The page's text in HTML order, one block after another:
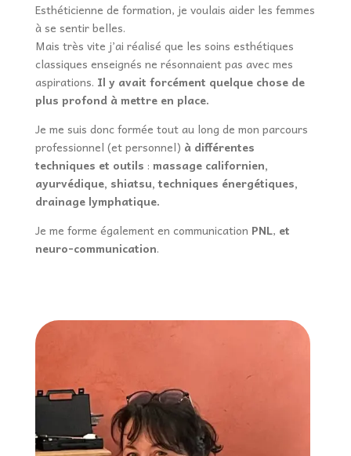
Esthéticienne de formation, je voulais aider les femmes
à se sentir belles.
Mais très vite j’ai réalisé que les soins esthétiques
classiques enseignés ne résonnaient pas avec mes
aspirations. Il y avait forcément quelque chose de
plus profond à mettre en place.
Je me suis donc formée tout au long de mon parcours
professionnel (et personnel) à différentes
techniques et outils : massage californien,
ayurvédique, shiatsu, techniques énergétiques,
drainage lymphatique.
Je me forme également en communication PNL, et
neuro-communication.